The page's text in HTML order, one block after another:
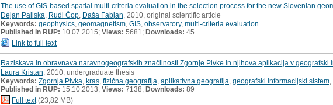
The use of GIS-based spatial multi-criteria evaluation in the selection process for the new Slovenian
Dejan Paliska Rudi Čop Daša Fabjan , 2010, original scientific article
Keywords: geophysics geomagnetism GIS observatory, multi-criteria evaluation
Published in RUP: 10.07.2015; Views: 5681; Downloads: 45
Link to full text
Raziskava in obravnava naravnogeografskih značilnosti Zgornje Pivke in njihova aplikacija v geografski
Laura Kristan , 2010, undergraduate thesis
Keywords: Zgornja Pivka kras fizična geografija aplikativna geografija geografski informacijski sistem
Published in RUP: 15.10.2013; Views: 7138; Downloads: 89
Full text(23,82 MB)